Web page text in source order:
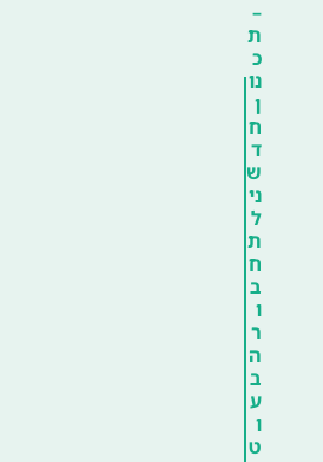
–
ת
כ
נו
ן
ח
ד
ש
ני
ל
ת
ח
ב
ו
ר
ה
ב
ע
ו
ט